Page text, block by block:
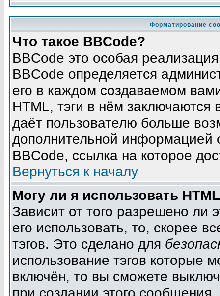
Форматирование
Что такое BBCode?
BBCode это особая
BBCode определяется
его в каждом создаваемом
HTML, тэги в нём заключаются
даёт пользователю больше
дополнительной информацией
BBCode, ссылка на которое
Вернуться к началу
Могу ли я использовать
Зависит от того разрешено ли
его использовать, то, скорее
тэгов. Это сделано для
использование тэгов которые
включён, то вы сможете
при создании этого сообщения.